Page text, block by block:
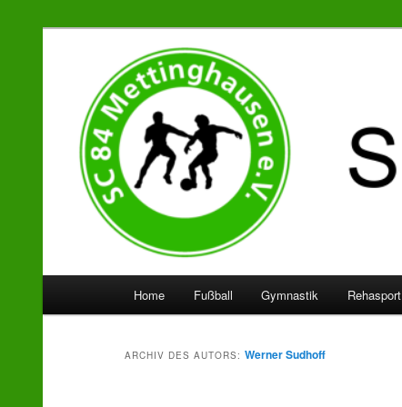
SC 84 Mettinghausen
Zum
Zum
Home Fußball Gymnastik Rehasport
ARCHIV DES AUTORS:Werner Sudhoff